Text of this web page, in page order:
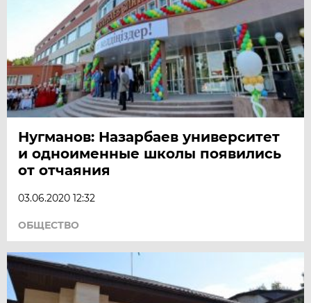
Нугманов: Назарбаев университет
и одноименные школы появились
от отчаяния
03.06.2020 12:32
ОБЩЕСТВО